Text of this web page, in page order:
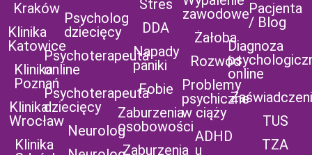
Kraków
Klinika
Katowice
Klinika
Poznań
Klinika
Wrocław
Klinika
Psycholog
dziecięcy
Psychoterapeuta
online
Psychoterapeuta
dziecięcy
Neurolog
Stres
DDA
Napady
paniki
Fobie
Zaburzenia
osobowości
Zaburzenia
zawodowe
Żałoba
Rozwód
Problemy
psychiczne
w ciąży
ADHD
u
Pacjenta
/ Blog
Diagnoza
online
TUS
TZA